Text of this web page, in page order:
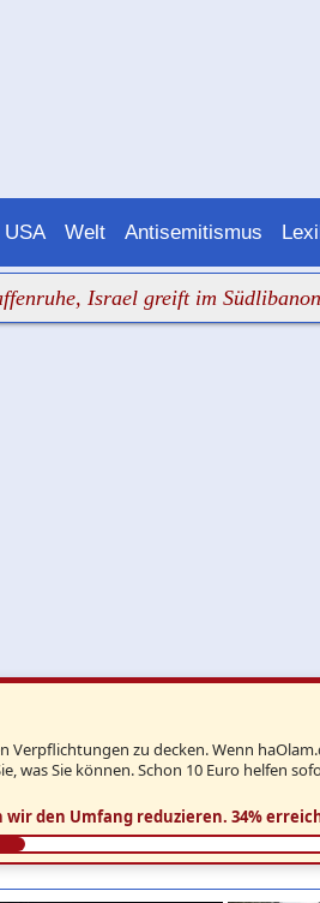
USA Welt Antisemitismus
Israel greift im Südlibanon an
Verpflichtungen zu decken. Wenn
was Sie können. Schon 10 Euro helfen
den Umfang reduzieren. 34%